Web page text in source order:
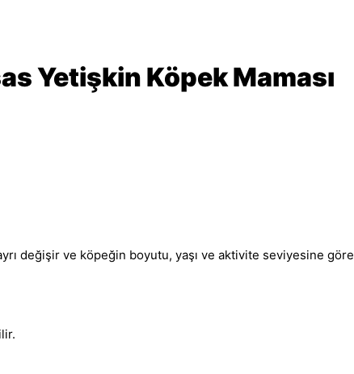
Yetişkin Köpek Maması
değişir ve köpeğin boyutu, yaşı ve aktivite seviyesine göre